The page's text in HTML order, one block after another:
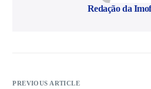
Redação da
PREVIOUS ARTICLE